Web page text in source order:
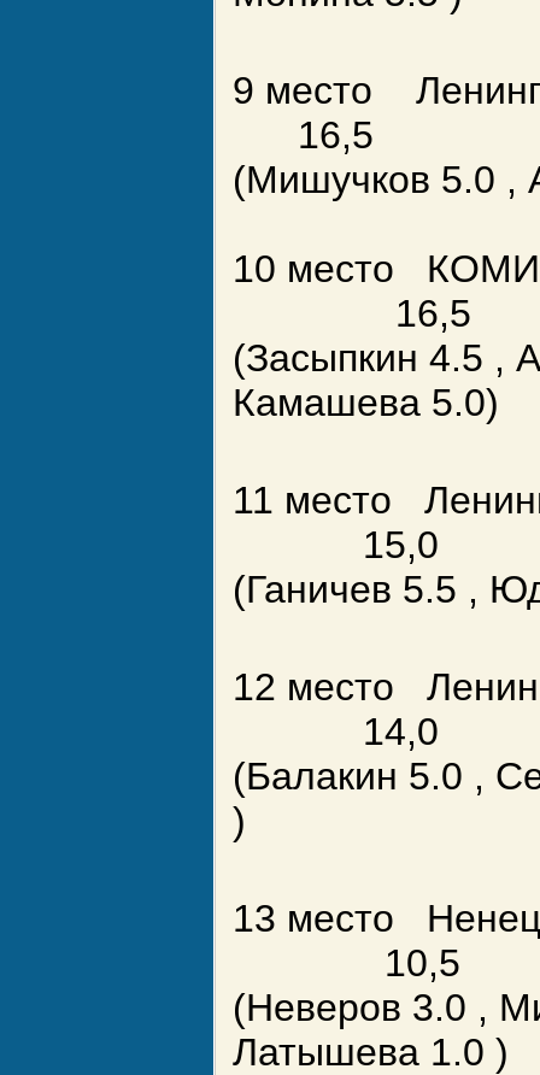
9 место
16,5
(Мишучков 5.0 ,
10
16,5
(Засыпкин 4.5 ,
Камашева 5.0)
11 место
15,0
(Ганичев 5.5 ,
12 место
14,0
(Балакин 5.0 ,
)
13 место
10,5
(Неверов 3.0 ,
Латышева 1.0 )